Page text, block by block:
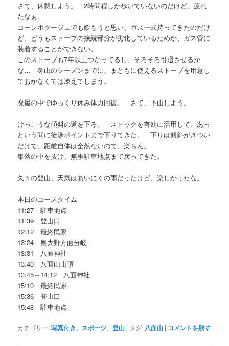
さて、休憩しよう。 2時間程しか歩いていないのだけど、疲れ
たなぁ。
コーンポタージュでも飲もうと思い、ガス一式持ってきたのだけ
ど、どうもストーブの接続部分が劣化しているためか、ガス管に
装着することができない。
このストーブも7年以上つかってるし、そろそろ引退させるか
な… 冬山のシーズンまでに、まともに使えるストーブを用意し
ておかなくては凍えてしまう。
廃屋の中でゆっくり休み体力回復。 さて、下山しよう。
けっこうな傾斜の道を下る。 ストックを有効に活用して、あっ
という間に徒渉ポイントまで下りてきた。 下りは傾斜がきつい
だけで、距離自体は全然ないので、楽ちん。
集落の中を抜け、無事駐車地点まで戻ってきた。
久々の登山、天気はあいにくの雨だったけど、楽しかったな。
本日のコースタイム
11:27 駐車地点
11:39 登山口
12:12 最終民家
13:24 奥大野方面分岐
13:31 八面神社
13:40 八面山山頂
13:45～14:12 八面神社
15:10 最終民家
15:36 登山口
15:48 駐車地点
カテゴリー:写真付き スポーツ 、登山 | タグ: 八面山 | コメントを残す